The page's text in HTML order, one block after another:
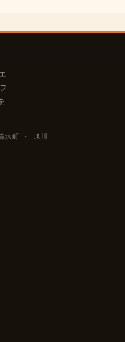
水町 · 旭川